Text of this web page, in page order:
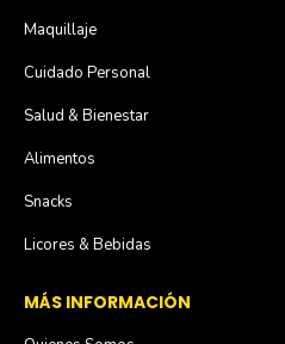
Maquillaje
Cuidado Personal
Salud & Bienestar
Alimentos
Snacks
Licores & Bebidas
MÁS INFORMACIÓN